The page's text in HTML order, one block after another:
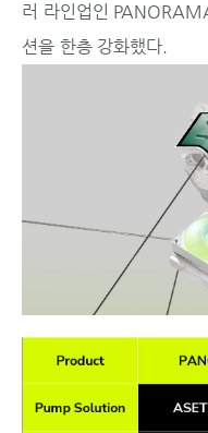
러 라인업인
션을 한층 강화했다.